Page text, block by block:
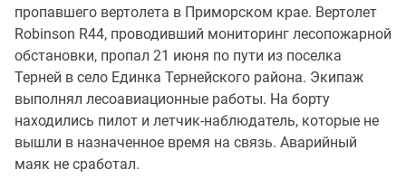
пропавшего вертолета в Приморском крае. Вертолет
Robinson R44, проводивший мониторинг лесопожарной
обстановки, пропал 21 июня по пути из поселка
Терней в село Единка Тернейского района. Экипаж
выполнял лесоавиационные работы. На борту
находились пилот и летчик-наблюдатель, которые не
вышли в назначенное время на связь. Аварийный
маяк не сработал.